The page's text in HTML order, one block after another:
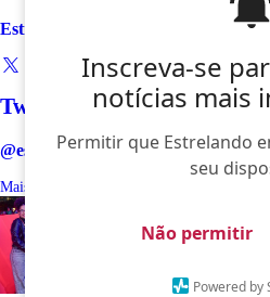
Inscreva-se
notícias mais
Permitir que Estrelando
seu
Não permitir
Powered by
Estrelando
Twitter
@estrelando
Mais Lidas